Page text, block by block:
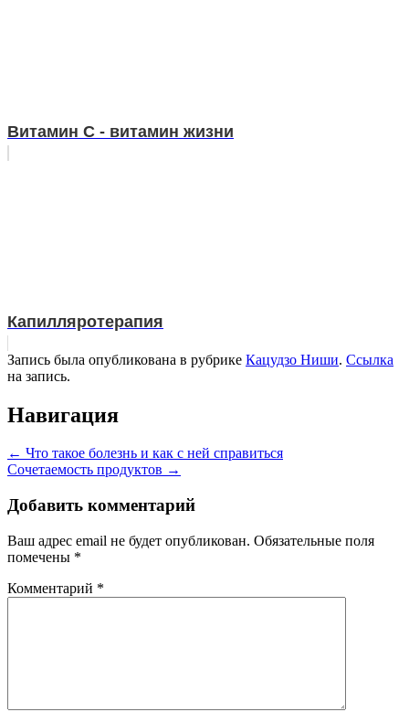
Витамин С - витамин жизни
Капилляротерапия
Запись была опубликована в рубрике Кацудзо Ниши. Ссылка
на запись.
Навигация
← Что такое болезнь и как с ней справиться
Сочетаемость продуктов →
Добавить комментарий
Ваш адрес email не будет опубликован. Обязательные поля
помечены *
Комментарий *